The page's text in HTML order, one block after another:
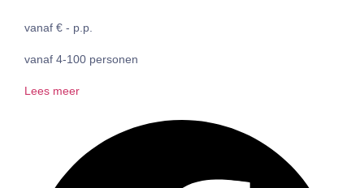
vanaf € - p.p.
vanaf 4-100 personen
Lees meer